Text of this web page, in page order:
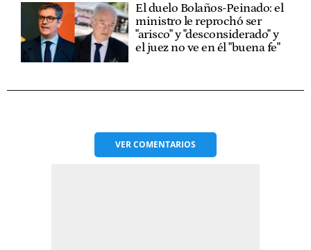
El duelo Bolaños-Peinado: el
ministro le reprochó ser
"arisco" y "desconsiderado" y
el juez no ve en él "buena fe"
VERCOMENTARIOS